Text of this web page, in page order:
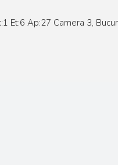
Et:6 Ap:27 Camera 3,